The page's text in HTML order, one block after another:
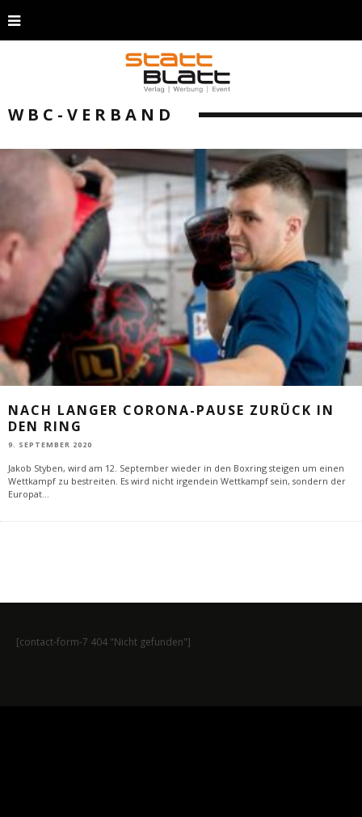
WBC-VERBAND
NACH LANGER CORONA-PAUSE ZURÜCK IN
DEN RING
9. SEPTEMBER 2020
Jakob Styben, wird am 12. September wieder in den Boxring steigen um einen
Wettkampf zu bestreiten. Es wird nicht irgendein Wettkampf sein, sondern der
Europat...
[contact-form-7 404 "Nicht gefunden"]